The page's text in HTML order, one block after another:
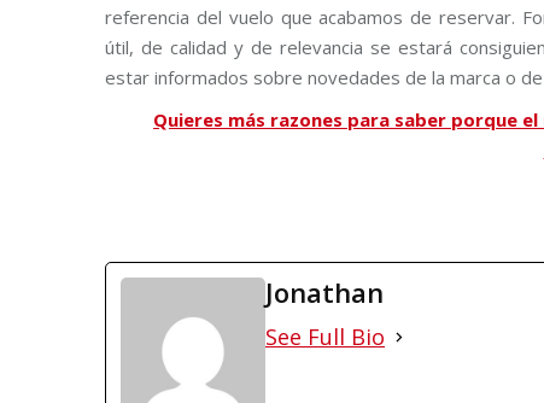
referencia del vuelo que acabamos de reservar.
útil, de calidad y de relevancia se estará
estar informados sobre novedades de la marca o de
Quieres más razones para saber porque
Jonathan
See Full Bio